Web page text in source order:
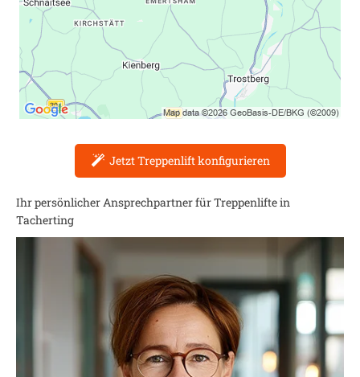
Jetzt Treppenlift konfigurieren
Ihr persönlicher Ansprechpartner für Treppenlifte in
Tacherting